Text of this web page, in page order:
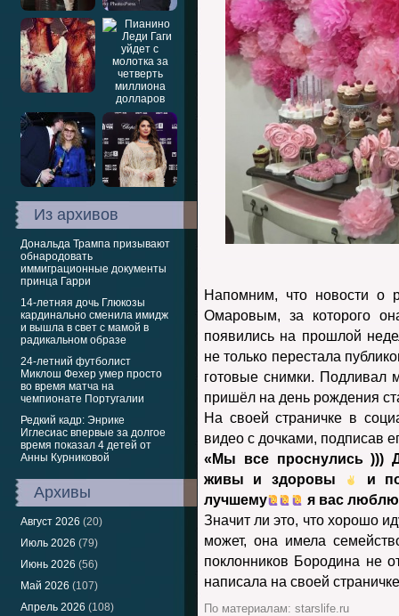
Из архивов
Дональда Трампа призывают
обнародовать
иммиграционные документы
принца Гарри
14-летняя дочь Глюкозы
кардинально сменила имидж
и вышла в свет с мамой в
радикальном образе
24-летний футболист
Миклош Фехер умер просто
во время матча на
чемпионате Португалии
Редкий кадр: Энрике
Иглесиас впервые за долгое
время показал 4 детей от
Анны Курниковой
Архивы
Август 2026 (20)
Июль 2026 (79)
Июнь 2026 (56)
Май 2026 (107)
Апрель 2026 (108)
Напомним, что новости о
Омаровым, за которого
появились на прошлой
не только перестала
готовые снимки. Подливал
пришёл на день рождения
На своей страничке в
видео с дочками, подписав
«Мы все проснулись )))
живы и здоровы
и
лучшему
я вас
Значит ли это, что хорошо
может, она имела
поклонников Бородина не
написала на своей
По материалам: starslife.ru